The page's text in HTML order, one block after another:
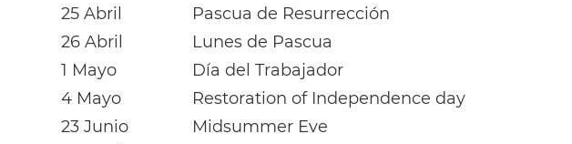
25 Abril
Pascua de Resurrección
26 Abril
Lunes de Pascua
1 Mayo
Día del Trabajador
4 Mayo
Restoration of Independence day
23 Junio
Midsummer Eve